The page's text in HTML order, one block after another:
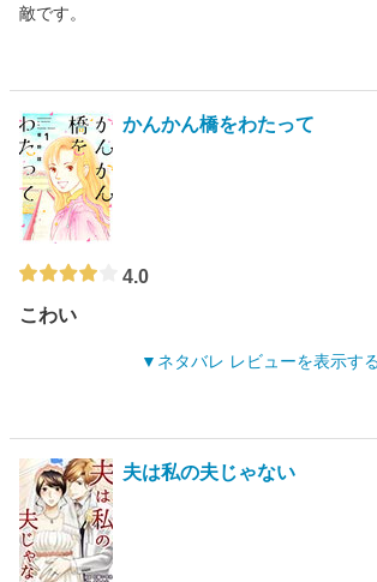
敵です。
かんかん橋をわたって
4.0
こわい
ネタバレ レビューを表示す
夫は私の夫じゃない